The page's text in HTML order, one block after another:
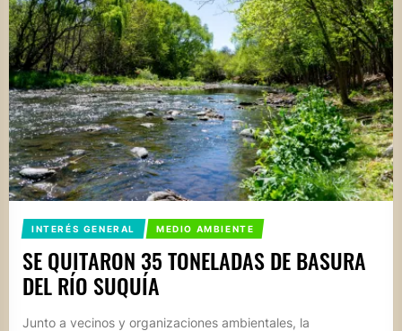
INTERÉS GENERAL MEDIO AMBIENTE
SE QUITARON 35 TONELADAS DE BASURA
DEL RÍO SUQUÍA
Junto a vecinos y organizaciones ambientales, la